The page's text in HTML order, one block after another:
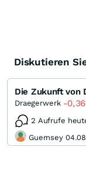
Diskutieren
Die Zukunft von
Draegerwerk -0,36
2 Aufrufe
Guernsey